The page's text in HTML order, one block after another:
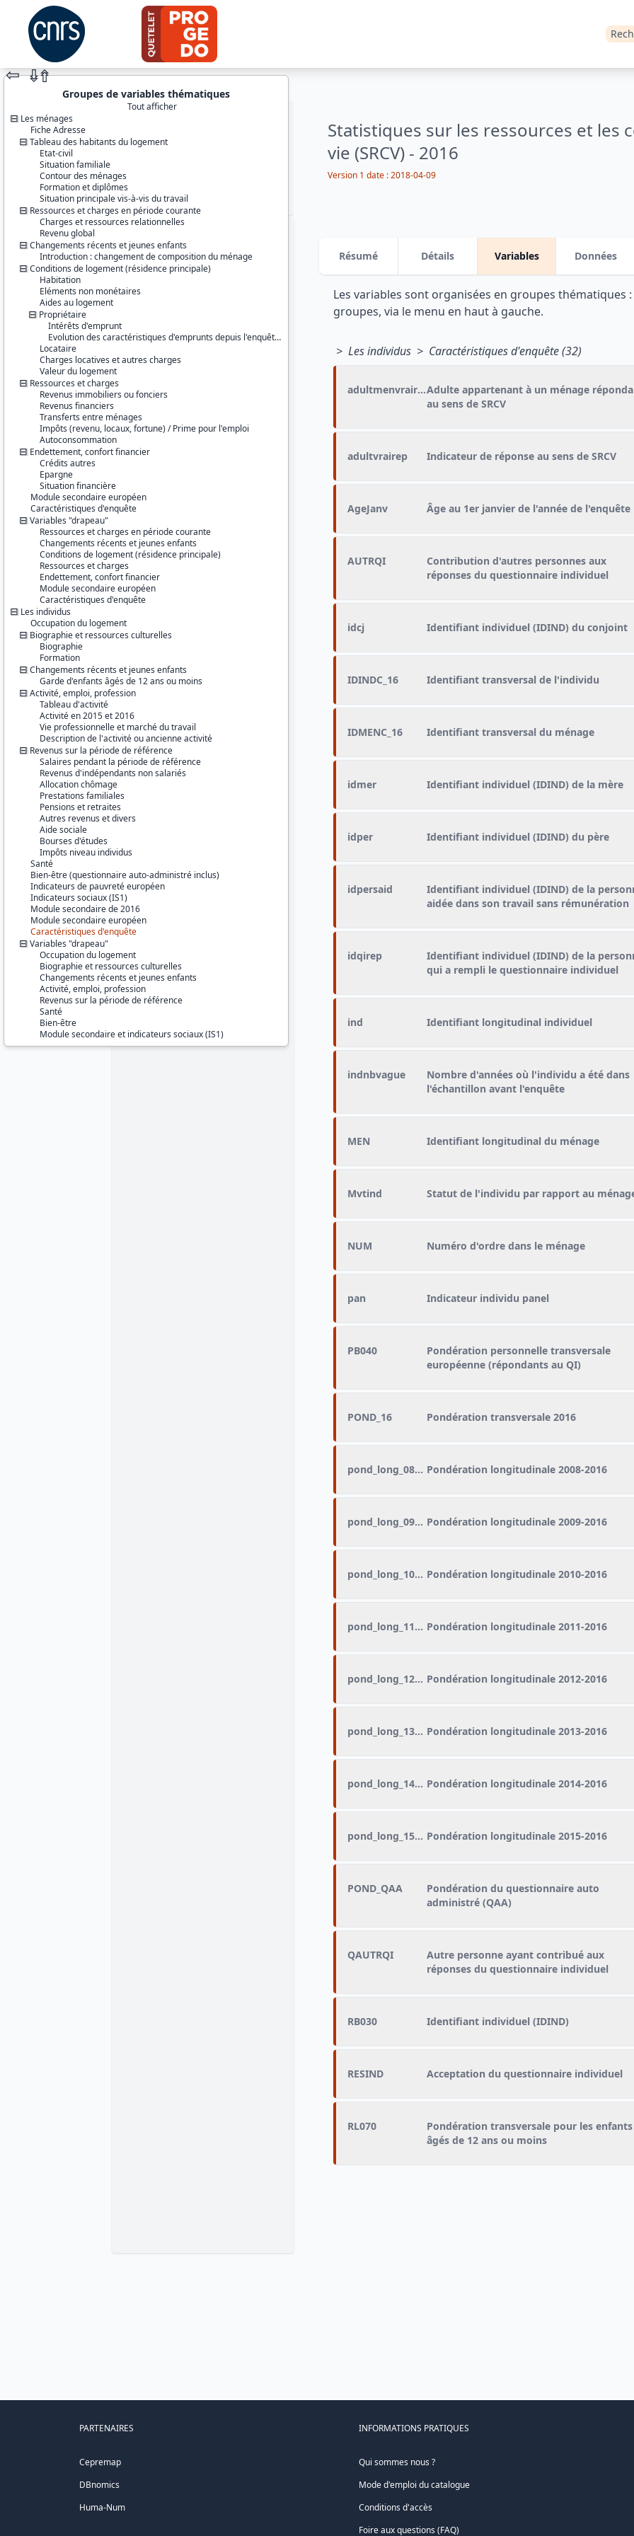
JEU DE DONNÉES
Statistiques sur les ressources et les
vie (SRCV) - 2016
Version 1 date : 2018-04-09
⇦ ⇮⇮
Groupes de variables thématiques
Tout afficher
Les ménages
Fiche Adresse
Tableau des habitants du logement
Etat-civil
Situation familiale
Contour des ménages
Formation et diplômes
Situation principale vis-à-vis du travail
Ressources et charges en période courante
Charges et ressources relationnelles
Revenu global
Changements récents et jeunes enfants
Introduction : changement de composition du ménage
Conditions de logement (résidence principale)
Habitation
Eléments non monétaires
Aides au logement
Propriétaire
Intérêts d'emprunt
Evolution des caractéristiques d'emprunts depuis l'enquête précédente
Locataire
Charges locatives et autres charges
Valeur du logement
Ressources et charges
Revenus immobiliers ou fonciers
Revenus financiers
Transferts entre ménages
Impôts (revenu, locaux, fortune) / Prime pour l'emploi
Autoconsommation
Endettement, confort financier
Crédits autres
Epargne
Situation financière
Module secondaire européen
Caractéristiques d'enquête
Variables "drapeau"
Ressources et charges en période courante
Changements récents et jeunes enfants
Conditions de logement (résidence principale)
Ressources et charges
Endettement, confort financier
Module secondaire européen
Caractéristiques d'enquête
Les individus
Occupation du logement
Biographie et ressources culturelles
Biographie
Formation
Changements récents et jeunes enfants
Garde d'enfants âgés de 12 ans ou moins
Activité, emploi, profession
Tableau d'activité
Activité en 2015 et 2016
Vie professionnelle et marché du travail
Description de l'activité ou ancienne activité
Revenus sur la période de référence
Salaires pendant la période de référence
Revenus d'indépendants non salariés
Allocation chômage
Prestations familiales
Pensions et retraites
Autres revenus et divers
Aide sociale
Bourses d'études
Impôts niveau individus
Santé
Bien-être (questionnaire auto-administré inclus)
Indicateurs de pauvreté européen
Indicateurs sociaux (IS1)
Module secondaire de 2016
Module secondaire européen
Caractéristiques d'enquête
Variables "drapeau"
Occupation du logement
Biographie et ressources culturelles
Changements récents et jeunes enfants
Activité, emploi, profession
Revenus sur la période de référence
Santé
Bien-être
Module secondaire et indicateurs sociaux (IS1)
Identifiants :
lil-1224
doi:10.13144/lil-1224
Thèmes :
Conditions de vie et société
Série :
Statistiques sur les ressources et
conditions de vie (SRCV)
Couverture géographique :
Producteur :
Diffuseur :
Résumé Détails Variables Données
Les variables sont organisées en groupes thématiques
groupes, via le menu en haut à gauche.
> Les individus > Caractéristiques d'enquête (32)
adultmenvrairepAdulte appartenant à un ménage
au sens de SRCV
adultvrairep Indicateur de réponse au sens de SRCV
AgeJanv Âge au 1er janvier de l'année de l'enquête
AUTRQI
Contribution d'autres personnes aux
réponses du questionnaire individuel
idcj Identifiant individuel (IDIND) du conjoint
IDINDC_16 Identifiant transversal de l'individu
IDMENC_16 Identifiant transversal du ménage
idmer Identifiant individuel (IDIND) de la mère
idper Identifiant individuel (IDIND) du père
idpersaid
Identifiant individuel (IDIND) de la
aidée dans son travail sans rémunération
idqirep
Identifiant individuel (IDIND) de la
qui a rempli le questionnaire individuel
ind Identifiant longitudinal individuel
indnbvague
Nombre d'années où l'individu a été dans
l'échantillon avant l'enquête
MEN Identifiant longitudinal du ménage
Mvtind Statut de l'individu par rapport au
NUM Numéro d'ordre dans le ménage
pan Indicateur individu panel
PB040
Pondération personnelle transversale
européenne (répondants au QI)
POND_16 Pondération transversale 2016
pond_long_08_16Pondération longitudinale 2008-2016
pond_long_09_16Pondération longitudinale 2009-2016
pond_long_10_16Pondération longitudinale 2010-2016
pond_long_11_16Pondération longitudinale 2011-2016
pond_long_12_16Pondération longitudinale 2012-2016
pond_long_13_16Pondération longitudinale 2013-2016
pond_long_14_16Pondération longitudinale 2014-2016
pond_long_15_16Pondération longitudinale 2015-2016
POND_QAA
Pondération du questionnaire auto
administré (QAA)
QAUTRQI
Autre personne ayant contribué aux
réponses du questionnaire individuel
RB030 Identifiant individuel (IDIND)
RESIND Acceptation du questionnaire individuel
RL070
Pondération transversale pour les enfants
âgés de 12 ans ou moins
PARTENAIRES
Cepremap
DBnomics
Huma-Num
INFORMATIONS PRATIQUES
Qui sommes nous ?
Mode d'emploi du catalogue
Conditions d'accès
Foire aux questions (FAQ)